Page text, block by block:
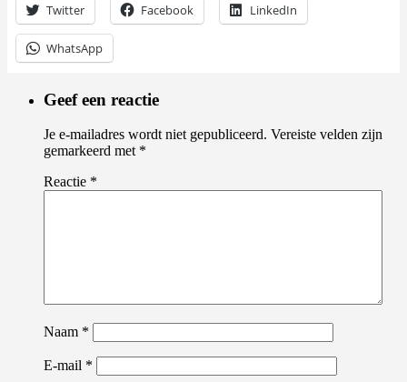
Twitter Facebook LinkedIn
WhatsApp
Geef een reactie
Je e-mailadres wordt niet gepubliceerd. Vereiste velden zijn
gemarkeerd met *
Reactie *
Naam *
E-mail *